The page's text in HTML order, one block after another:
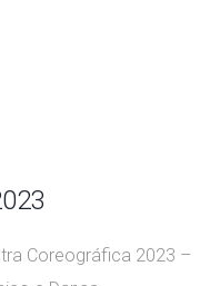
Coreográfica 2023 –